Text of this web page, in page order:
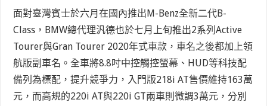
面對臺灣賓士於六月在國內推出M-Benz全新二代B-
Class，BMW總代理汎德也於七月上旬推出2系列Active
Tourer與Gran Tourer 2020年式車款，車名之後都加上領
航版副車名。全車將8.8吋中控觸控螢幕、HUD等科技配
備列為標配，提升競爭力，入門版218i AT售價維持163萬
元，而高規的220i AT與220i GT兩車則微調3萬元，分別